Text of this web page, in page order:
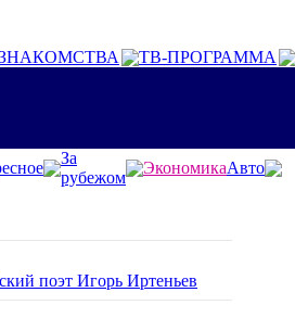
ТВ-ПРОГРАММА
За
рубежом
ЭкономикаАвто
поэт Игорь Иртеньев